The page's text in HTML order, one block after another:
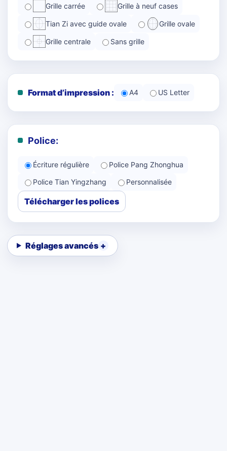
Grille carrée Grille à neuf cases
Tian Zi avec guide ovale Grille ovale
Grille centrale Sans grille
Format d’impression : A4 US Letter
Police:
Écriture régulière
Police Pang Zhonghua
Police Tian Yingzhang
Personnalisée
Télécharger les polices
Réglages avancés